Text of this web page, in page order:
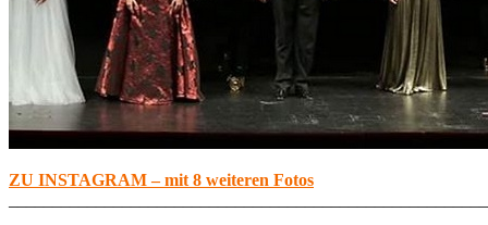
ZU INSTAGRAM – mit 8 weiteren Fotos